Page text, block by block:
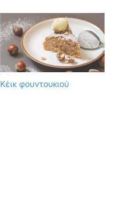
Κέικ φουντουκιού